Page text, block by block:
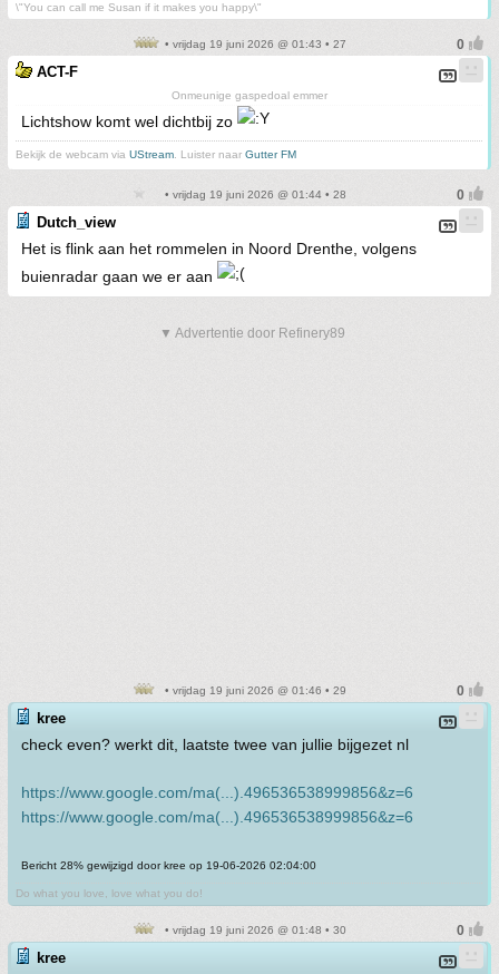
\"You can call me Susan if it makes you happy\"
• vrijdag 19 juni 2026 @ 01:43 • 27
ACT-F
Onmeunige gaspedoal emmer
Lichtshow komt wel dichtbij zo
Bekijk de webcam via UStream . Luister naar Gutter FM
• vrijdag 19 juni 2026 @ 01:44 • 28
Dutch_view
Het is flink aan het rommelen in Noord Drenthe, volgens
buienradar gaan we er aan
▼ Advertentie door Refinery89
• vrijdag 19 juni 2026 @ 01:46 • 29
kree
check even? werkt dit, laatste twee van jullie bijgezet nl
https://www.google.com/ma(...).496536538999856&z=6
https://www.google.com/ma(...).496536538999856&z=6
Bericht 28% gewijzigd door kree op 19-06-2026 02:04:00
Do what you love, love what you do!
• vrijdag 19 juni 2026 @ 01:48 • 30
kree